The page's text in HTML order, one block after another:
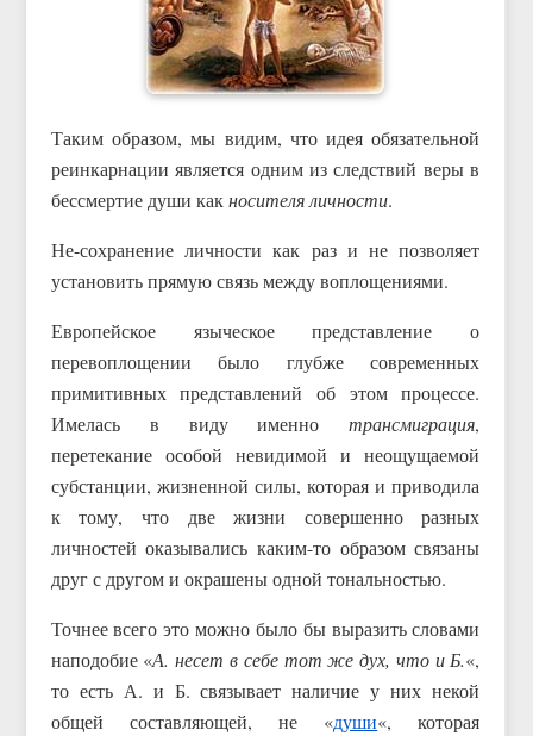
Таким образом, мы видим, что идея обязательной
реинкарнации является одним из следствий веры в
бессмертие души какносителя личности.
Не-сохранение личности как раз и не позволяет
установить прямую связь между воплощениями.
Европейское языческое представление о
перевоплощении было глубже современных
примитивных представлений об этом процессе.
Имелась в виду именнотрансмиграция,
перетекание особой невидимой и неощущаемой
субстанции, жизненной силы, которая и приводила
к тому, что две жизни совершенно разных
личностей оказывались каким-то образом связаны
друг с другом и окрашены одной тональностью.
Точнее всего это можно было бы выразить словами
наподобие «А. несет в себе тот же дух, что и Б.«,
то есть А. и Б. связывает наличие у них некой
общей составляющей, не «души«, которая